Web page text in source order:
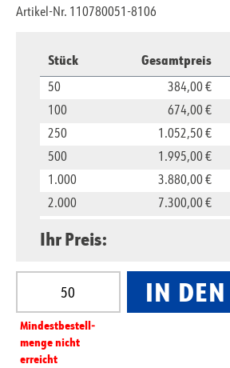
Artikel-Nr. 110780051-8106
Stück Gesamtpreis
50 384,00 €
100
674,00 €
250
1.052,50 €
500
1.995,00 €
1.000
3.880,00 €
2.000
7.300,00 €
Ihr Preis:
Produkt Anzahl: Gib den
Mindest­­bestell­­
menge nicht
erreicht
IN